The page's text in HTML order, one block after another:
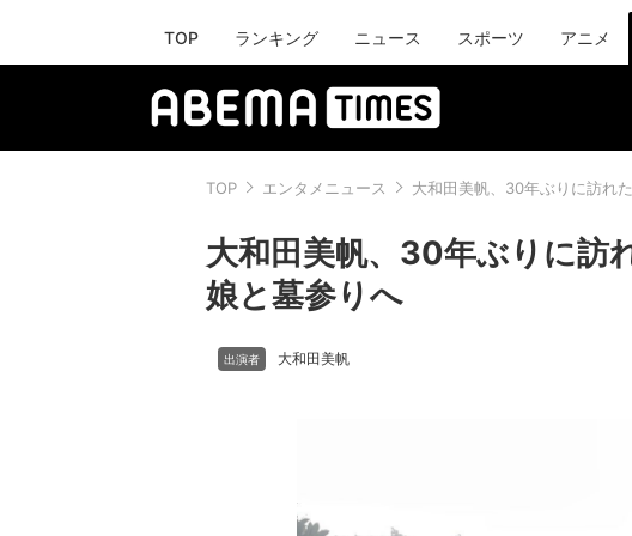
TOP ランキング ニュース スポーツ アニメ
TOP エンタメニュース 大和田美帆、30年ぶりに訪れ
大和田美帆、30年ぶりに訪
娘と墓参りへ
大和田美帆